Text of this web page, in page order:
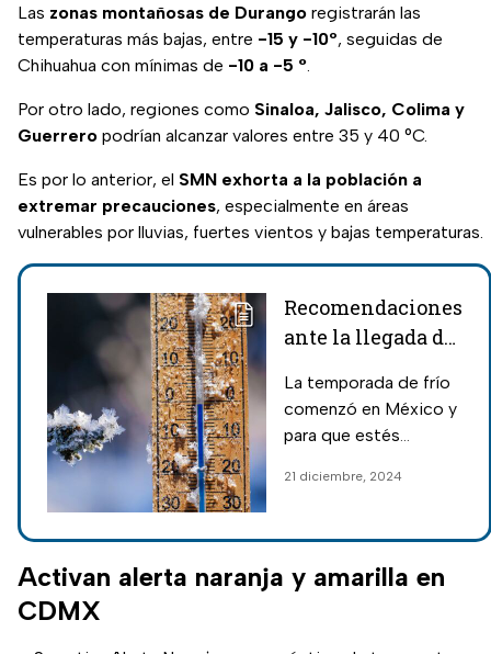
Las zonas montañosas de Durango registrarán las
temperaturas más bajas, entre -15 y -10º, seguidas de
Chihuahua con mínimas de -10 a -5 °
Por otro lado, regiones como Sinaloa, Jalisco, Colima y
Guerrero podrían alcanzar valores entre 35 y 40 °C.
Es por lo anterior, el SMN exhorta a la población a
extremar precauciones, especialmente en áreas
vulnerables por lluvias, fuertes vientos y bajas temperaturas.
Recomendaciones
ante la llegada del
México
La temporada de frío
comenzó en México y
para que estés
enfermarte, estas son
recomendaciones para
que te cuides durante
el invierno 2024.
21 diciembre, 2024
Activan alerta naranja y amarilla en
CDMX